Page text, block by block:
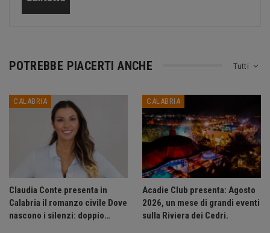
Tutti
POTREBBE PIACERTI ANCHE
CALABRIA
Claudia Conte presenta in
Calabria il romanzo civile Dove
nascono i silenzi: doppio…
CALABRIA
Acadie Club presenta: Agosto
2026, un mese di grandi eventi
sulla Riviera dei Cedri.